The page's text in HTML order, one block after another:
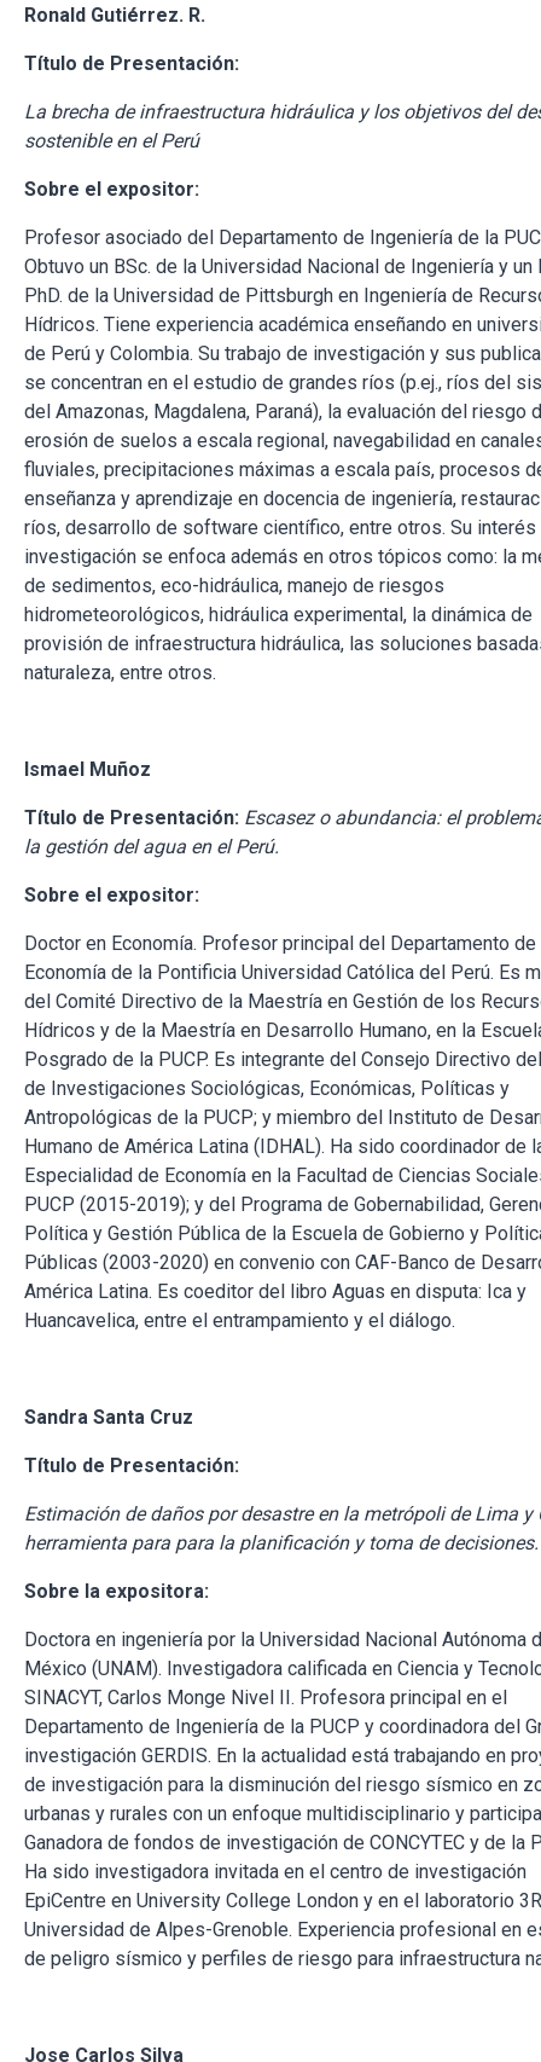
Ronald Gutiérrez. R.
Título de Presentación:
La brecha de infraestructura hidráulica y los objetivos del
sostenible en el Perú
Sobre el expositor:
Profesor asociado del Departamento de Ingeniería de la
Obtuvo un BSc. de la Universidad Nacional de Ingeniería y un
PhD. de la Universidad de Pittsburgh en Ingeniería de
Hídricos. Tiene experiencia académica enseñando en
de Perú y Colombia. Su trabajo de investigación y sus
se concentran en el estudio de grandes ríos (p.ej., ríos del
del Amazonas, Magdalena, Paraná), la evaluación del riesgo
erosión de suelos a escala regional, navegabilidad en
fluviales, precipitaciones máximas a escala país, procesos
enseñanza y aprendizaje en docencia de ingeniería,
ríos, desarrollo de software científico, entre otros. Su interés
investigación se enfoca además en otros tópicos como: la
de sedimentos, eco-hidráulica, manejo de riesgos
hidrometeorológicos, hidráulica experimental, la dinámica de
provisión de infraestructura hidráulica, las soluciones
naturaleza, entre otros.
Ismael Muñoz
Título de Presentación: Escasez o abundancia: el
la gestión del agua en el Perú.
Sobre el expositor:
Doctor en Economía. Profesor principal del Departamento de
Economía de la Pontificia Universidad Católica del Perú. Es
del Comité Directivo de la Maestría en Gestión de los
Hídricos y de la Maestría en Desarrollo Humano, en la
Posgrado de la PUCP. Es integrante del Consejo Directivo
de Investigaciones Sociológicas, Económicas, Políticas y
Antropológicas de la PUCP; y miembro del Instituto de
Humano de América Latina (IDHAL). Ha sido coordinador de
Especialidad de Economía en la Facultad de Ciencias
PUCP (2015-2019); y del Programa de Gobernabilidad,
Política y Gestión Pública de la Escuela de Gobierno y
Públicas (2003-2020) en convenio con CAF-Banco de
América Latina. Es coeditor del libro Aguas en disputa: Ica y
Huancavelica, entre el entrampamiento y el diálogo.
Sandra Santa Cruz
Título de Presentación:
Estimación de daños por desastre en la metrópoli de Lima y
herramienta para para la planificación y toma de decisiones.
Sobre la expositora:
Doctora en ingeniería por la Universidad Nacional Autónoma
México (UNAM). Investigadora calificada en Ciencia y
SINACYT, Carlos Monge Nivel II. Profesora principal en el
Departamento de Ingeniería de la PUCP y coordinadora del
investigación GERDIS. En la actualidad está trabajando en
de investigación para la disminución del riesgo sísmico en
urbanas y rurales con un enfoque multidisciplinario y
Ganadora de fondos de investigación de CONCYTEC y de la
Ha sido investigadora invitada en el centro de investigación
EpiCentre en University College London y en el laboratorio
Universidad de Alpes-Grenoble. Experiencia profesional en
de peligro sísmico y perfiles de riesgo para infraestructura
Jose Carlos Silva